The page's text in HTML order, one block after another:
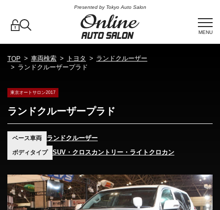
Presented by Tokyo Auto Salon
MENU
TOP 車両検索 トヨタ
ランドクルーザー
ランドクルーザープラド
東京オートサロン2017
ランドクルーザープラド
ベース車両 ランドクルーザー
ボディタイプ SUV・クロスカントリー・ライトクロカン